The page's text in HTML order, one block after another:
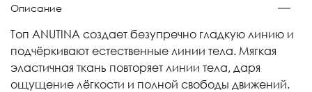
Описание
Топ ANUTINA создает безупречно гладкую линию и
подчёркивают естественные линии тела. Мягкая
эластичная ткань повторяет линии тела, даря
ощущение лёгкости и полной свободы движений.